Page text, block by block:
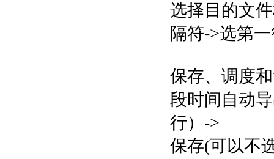
选择目的文
隔符->选第
保存、调度
段时间自动
行）->
保存(可以不